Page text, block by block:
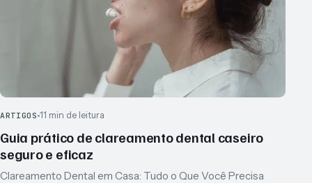
ARTIGOS 11 min de leitura
Guia prático de clareamento dental caseiro
seguro e eficaz
Clareamento Dental em Casa: Tudo o Que Você Precisa